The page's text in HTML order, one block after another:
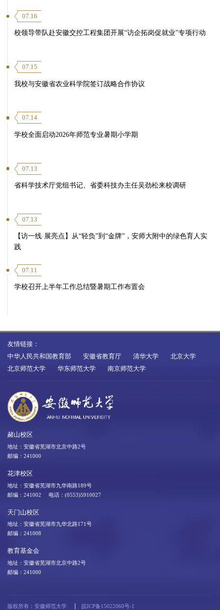
07.16
校领导带队赴安徽交控工程集团开展“访企拓岗促就业”专项行动
07.15
我校与安徽省农业科学院签订战略合作协议
07.14
学校全面启动2026年师范专业暑期小学期
07.13
省科学技术厅党组书记、省委科技办主任吴劲松来校调研
07.13
【访一线·展亮点】从“轻负”到“金牌”，安师大附中的绿色育人实
践
07.11
学校召开上半年工作总结暨暑期工作布置会
友情链接：
中华人民共和国教育部
安徽省教育厅 清华大学
北京大学
北京师范大学
华东师范大学 南京师范大学
赭山校区
地址：安徽省芜湖市北京中路2号
邮编：241000
花津校区
地址：安徽省芜湖市九华南路189号
邮编：241002 电话：(0553)5910027
天门山校区
地址：安徽省芜湖市九华北路171号
邮编：241008
教育基金会
地址：安徽省芜湖市北京中路2号
邮编：241000
版权所有：安徽师范大学 皖ICP备15022060号-1